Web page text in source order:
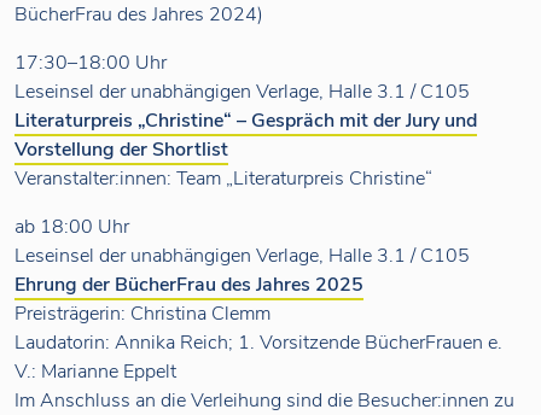
BücherFrau des Jahres 2024)
17:30–18:00 Uhr
Leseinsel der unabhängigen Verlage, Halle 3.1 / C105
Literaturpreis „Christine“ – Gespräch mit der Jury und
Vorstellung der Shortlist
Veranstalter:innen: Team „Literaturpreis Christine“
ab 18:00 Uhr
Leseinsel der unabhängigen Verlage, Halle 3.1 / C105
Ehrung der BücherFrau des Jahres 2025
Preisträgerin: Christina Clemm
Laudatorin: Annika Reich; 1. Vorsitzende BücherFrauen e.
V.: Marianne Eppelt
Im Anschluss an die Verleihung sind die Besucher:innen zu